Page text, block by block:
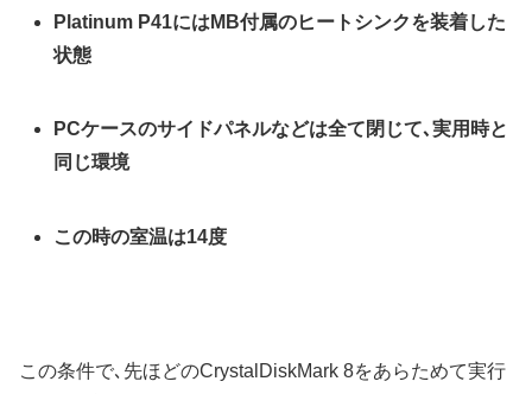
Platinum P41にはMB付属のヒートシンクを装着した
状態
PCケースのサイドパネルなどは全て閉じて､実用時と
同じ環境
この時の室温は14度
この条件で､先ほどのCrystalDiskMark 8をあらためて実行